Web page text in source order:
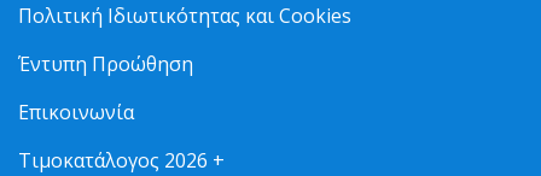
Πολιτική Ιδιωτικότητας και Cookies
Έντυπη Προώθηση
Επικοινωνία
Τιμοκατάλογος 2026 +